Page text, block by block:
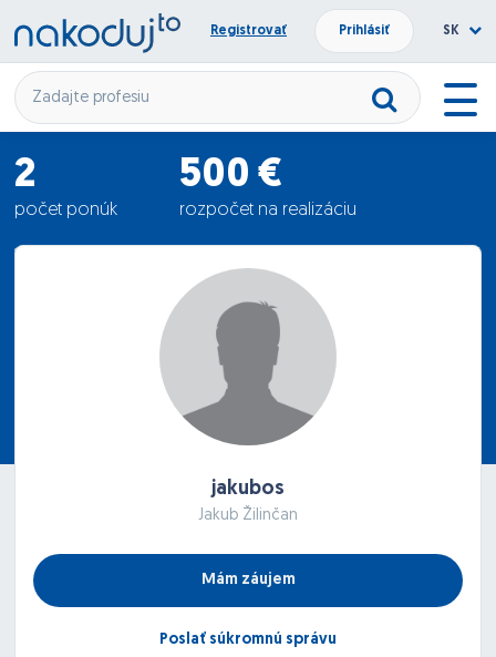
Registrovať Prihlásiť SK
2
počet ponúk
500 €
rozpočet na realizáciu
175 €
jakubos
Jakub Žilinčan
Mám záujem
Poslať súkromnú správu